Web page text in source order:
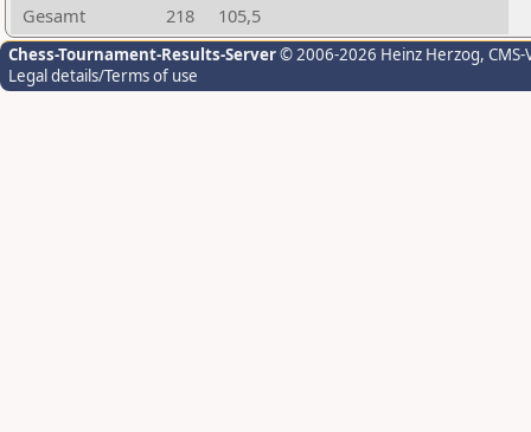
Gesamt
218 105,5
Chess-Tournament-Results-Server© 2006-2026 Heinz Herzog,
Legal details/Terms of use